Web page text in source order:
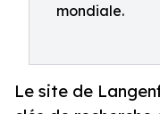
mondiale.
Le site de